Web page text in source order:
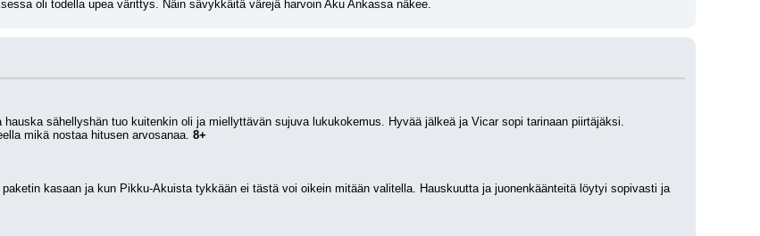
oli todella upea värittys. Näin sävykkäitä värejä harvoin Aku Ankassa näkee.
sähellyshän tuo kuitenkin oli ja miellyttävän sujuva lukukokemus. Hyvää jälkeä ja Vicar sopi tarinaan piirtäjäksi.
mikä nostaa hitusen arvosanaa. 8+
kasaan ja kun Pikku-Akuista tykkään ei tästä voi oikein mitään valitella. Hauskuutta ja juonenkäänteitä löytyi sopivasti ja